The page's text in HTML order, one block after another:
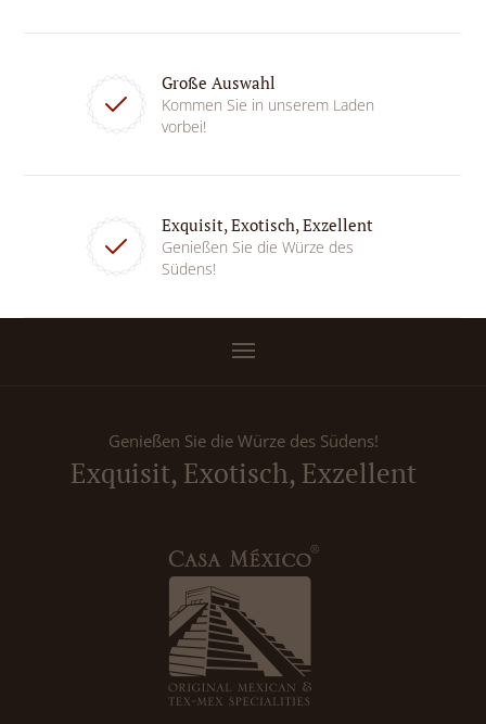
Große Auswahl
Kommen Sie in unserem Laden
vorbei!
Exquisit, Exotisch, Exzellent
Genießen Sie die Würze des
Südens!
Genießen Sie die Würze des Südens!
Exquisit, Exotisch, Exzellent